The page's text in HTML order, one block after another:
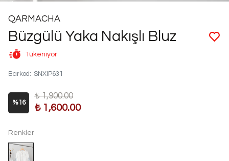
QARMACHA
Büzgülü Yaka Nakışlı Bluz
Tükeniyor
Barkod : SNXIP631
%16
₺ 1,900.00
₺ 1,600.00
Renkler